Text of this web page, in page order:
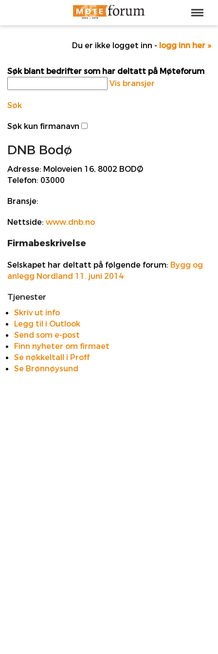
Du er ikke logget inn - logg inn her »
Søk blant bedrifter som har deltatt på Møteforum
Vis bransjer
Søk
Søk kun firmanavn
DNB Bodø
Adresse: Moloveien 16, 8002 BODØ
Telefon: 03000
Bransje:
Nettside: www.dnb.no
Firmabeskrivelse
Selskapet har deltatt på følgende forum: Bygg og
anlegg Nordland 11. juni 2014
Tjenester
Skriv ut info
Legg til i Outlook
Send som e-post
Finn nyheter om firmaet
Se nøkkeltall i Proff
Se Brønnøysund